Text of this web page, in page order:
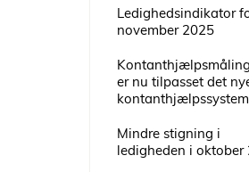
Ledighedsindikator
november 2025
er nu tilpasset det
kontanthjælpssystem
Mindre stigning i
ledigheden i oktober